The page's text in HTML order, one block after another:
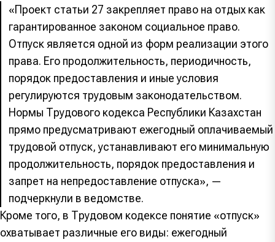
«Проект статьи 27 закрепляет право на отдых как
гарантированное законом социальное право.
Отпуск является одной из форм реализации этого
права. Его продолжительность, периодичность,
порядок предоставления и иные условия
регулируются трудовым законодательством.
Нормы Трудового кодекса Республики Казахстан
прямо предусматривают ежегодный оплачиваемый
трудовой отпуск, устанавливают его минимальную
продолжительность, порядок предоставления и
запрет на непредоставление отпуска», —
подчеркнули в ведомстве.
Кроме того, в Трудовом кодексе понятие «отпуск»
охватывает различные его виды: ежегодный